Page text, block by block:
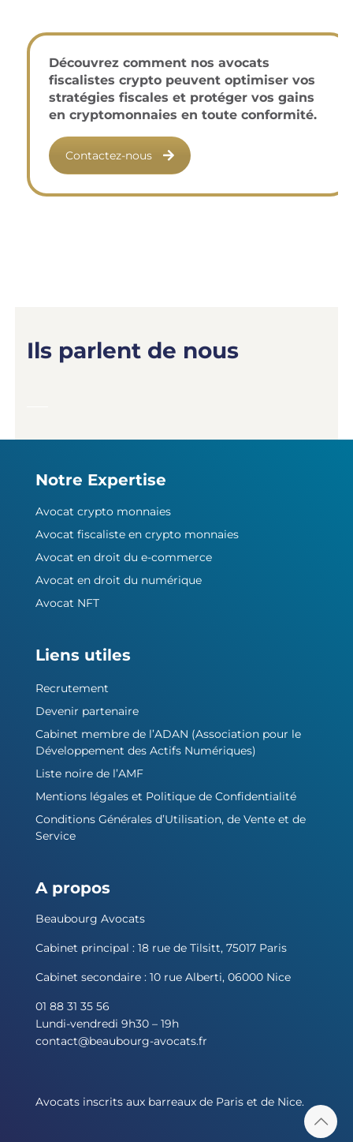
Découvrez comment nos avocats
fiscalistes crypto peuvent optimiser vos
stratégies fiscales et protéger vos gains
en cryptomonnaies en toute conformité.
Contactez-nous
Ils parlent de nous
Notre Expertise
Avocat crypto monnaies
Avocat fiscaliste en crypto monnaies
Avocat en droit du e-commerce
Avocat en droit du numérique
Avocat NFT
Liens utiles
Recrutement
Devenir partenaire
Cabinet membre de l’ADAN (Association pour le
Développement des Actifs Numériques)
Liste noire de l’AMF
Mentions légales et Politique de Confidentialité
Conditions Générales d’Utilisation, de Vente et de
Service
A propos
Beaubourg Avocats
Cabinet principal : 18 rue de Tilsitt, 75017 Paris
Cabinet secondaire : 10 rue Alberti, 06000 Nice
01 88 31 35 56
Lundi-vendredi 9h30 – 19h
contact@beaubourg-avocats.fr
Avocats inscrits aux barreaux de Paris et de Nice.